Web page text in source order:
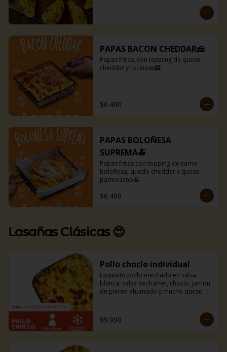
PAPAS BACON CHEDDAR🧀
Papas fritas, con topping de queso
cheddar y tocino🧀🥓
$6.490
PAPAS BOLOÑESA
SUPREMA🍝
Papas fritas con topping de carne
boloñesa, quedo cheddar y queso
parmesano🍝
$6.490
Lasañas Clásicas 😍
Pollo choclo individual
Exquisito pollo mechado en salsa
blanca, salsa bechamel, choclo, jamón
de pierna ahumado y mucho queso
la casa.
$9.990